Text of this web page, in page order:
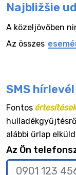
Najbližšie
A közeljövőben
Az összes
SMS hírlevél
Fontos
alábbi űrlap
Az Ön